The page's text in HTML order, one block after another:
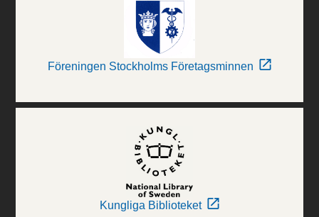
Föreningen Stockholms Företagsminnen
Kungliga Biblioteket